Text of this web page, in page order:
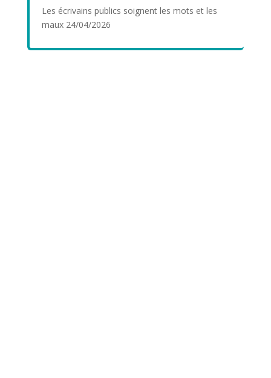
Les écrivains publics soignent les mots et les
maux 24/04/2026